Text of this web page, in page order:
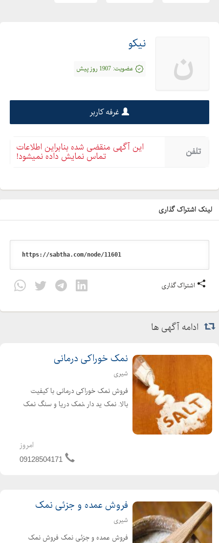
ن نیکو
عضویت: 1907 روز پیش
غرفه کاربر
تلفن این آگهی منقضی شده بنابراین اطلاعات
تماس نمایش داده نمیشود!
لینک اشتراک گذاری
اشتراک گذاری
ادامه آگهی ها
نمک خوراکی درمانی
شیری
فروش نمک خوراکی درمانی با کیفیت
بالا. نمک ید دار ،نمک دریا و سنگ نمک
مفید بعنوان بهترین نمک خوراکی به
تایید پزشکان میباشد.
امروز
09128504171
فروش عمده و جزئی نمک
شیری
فروش عمده و جزئی نمک فروش نمک